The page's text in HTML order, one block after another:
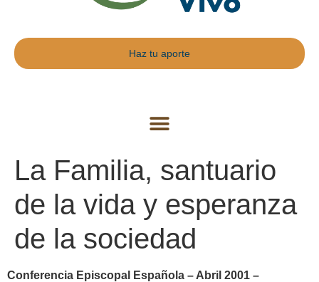
Haz tu aporte
La Familia, santuario
de la vida y esperanza
de la sociedad
Conferencia Episcopal Española – Abril 2001 –